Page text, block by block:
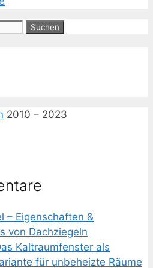
2010 – 2023
– Eigenschaften &
von Dachziegeln
Kaltraumfenster als
für unbeheizte Räume